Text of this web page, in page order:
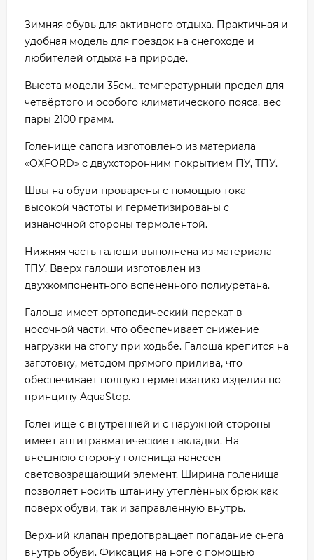
Зимняя обувь для активного отдыха. Практичная и
удобная модель для поездок на снегоходе и
любителей отдыха на природе.
Высота модели 35см., температурный предел для
четвёртого и особого климатического пояса, вес
пары 2100 грамм.
Голенище сапога изготовлено из материала
«OXFORD» с двухсторонним покрытием ПУ, ТПУ.
Швы на обуви проварены с помощью тока
высокой частоты и герметизированы с
изнаночной стороны термолентой.
Нижняя часть галоши выполнена из материала
ТПУ. Вверх галоши изготовлен из
двухкомпонентного вспененного полиуретана.
Галоша имеет ортопедический перекат в
носочной части, что обеспечивает снижение
нагрузки на стопу при ходьбе. Галоша крепится на
заготовку, методом прямого прилива, что
обеспечивает полную герметизацию изделия по
принципу AquaStop.
Голенище с внутренней и с наружной стороны
имеет антитравматические накладки. На
внешнюю сторону голенища нанесен
световозращающий элемент. Ширина голенища
позволяет носить штанину утеплённых брюк как
поверх обуви, так и заправленную внутрь.
Верхний клапан предотвращает попадание снега
внутрь обуви. Фиксация на ноге с помощью